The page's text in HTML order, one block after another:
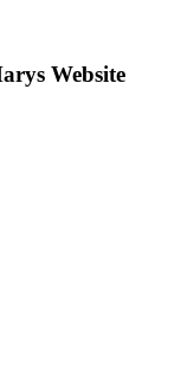
Website